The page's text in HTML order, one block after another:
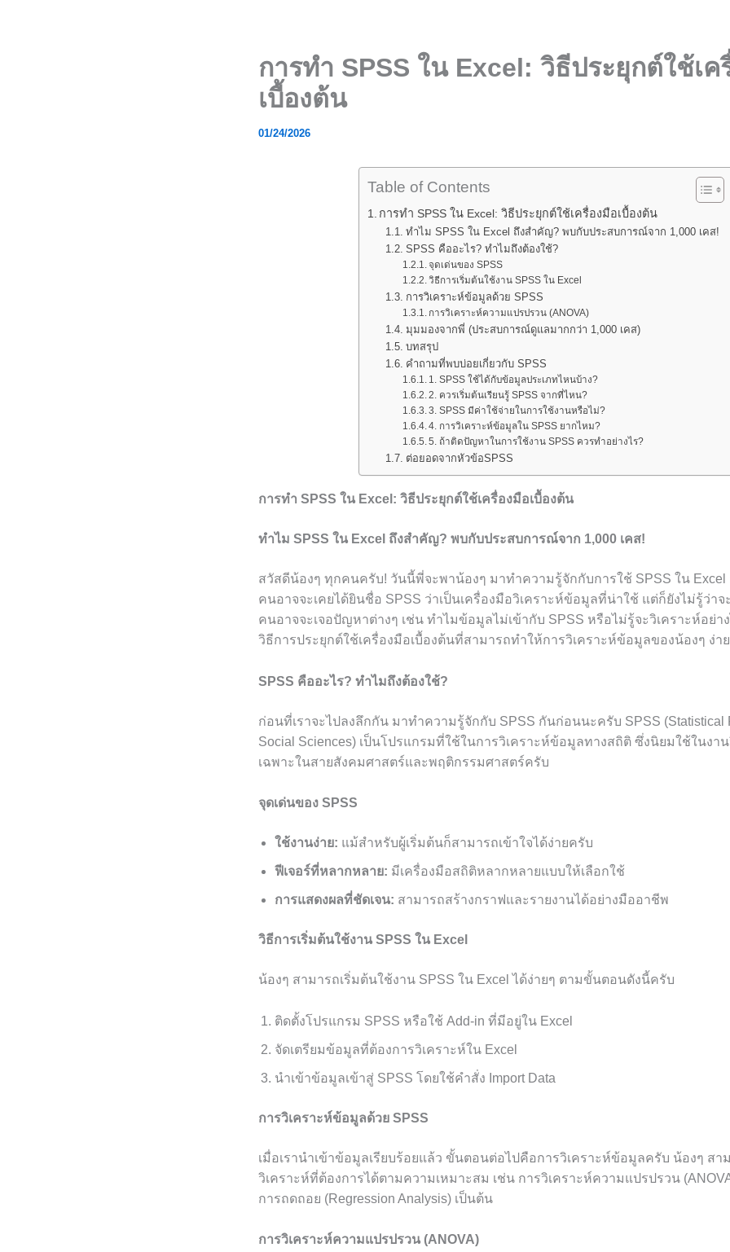
การทำ SPSS ใน Excel: วิธีประยุกต์ใช้เค
เบื้องต้น
01/24/2026
Table of Contents
การทำ SPSS ใน Excel: วิธีประยุกต์ใช้เครื่องมือเบื้องต้น
ทำไม SPSS ใน Excel ถึงสำคัญ? พบกับประสบการณ์จาก 1,000 เคส!
SPSS คืออะไร? ทำไมถึงต้องใช้?
จุดเด่นของ SPSS
วิธีการเริ่มต้นใช้งาน SPSS ใน Excel
การวิเคราะห์ข้อมูลด้วย SPSS
การวิเคราะห์ความแปรปรวน (ANOVA)
มุมมองจากพี่ (ประสบการณ์ดูแลมากกว่า 1,000 เคส)
บทสรุป
คำถามที่พบบ่อยเกี่ยวกับ SPSS
1. SPSS ใช้ได้กับข้อมูลประเภทไหนบ้าง?
2. ควรเริ่มต้นเรียนรู้ SPSS จากที่ไหน?
3. SPSS มีค่าใช้จ่ายในการใช้งานหรือไม่?
4. การวิเคราะห์ข้อมูลใน SPSS ยากไหม?
5. ถ้าติดปัญหาในการใช้งาน SPSS ควรทำอย่างไร?
ต่อยอดจากหัวข้อSPSS
การทำ SPSS ใน Excel: วิธีประยุกต์ใช้เครื่องมือเบื้องต้น
ทำไม SPSS ใน Excel ถึงสำคัญ? พบกับประสบการณ์จาก 1,000 เคส!
สวัสดีน้องๆ ทุกคนครับ! วันนี้พี่จะพาน้องๆ มาทำความรู้จักกับการใช้ SPSS ใน
คนอาจจะเคยได้ยินชื่อ SPSS ว่าเป็นเครื่องมือวิเคราะห์ข้อมูลที่น่าใช้ แต่ก็ยังไม่รู้ว่าจ
คนอาจจะเจอปัญหาต่างๆ เช่น ทำไมข้อมูลไม่เข้ากับ SPSS หรือไม่รู้จะวิเคราะห์อย่า
วิธีการประยุกต์ใช้เครื่องมือเบื้องต้นที่สามารถทำให้การวิเคราะห์ข้อมูลของน้องๆ ง่า
SPSS คืออะไร? ทำไมถึงต้องใช้?
ก่อนที่เราจะไปลงลึกกัน มาทำความรู้จักกับ SPSS กันก่อนนะครับ SPSS (Statistical
Social Sciences) เป็นโปรแกรมที่ใช้ในการวิเคราะห์ข้อมูลทางสถิติ ซึ่งนิยมใช้ในงาน
เฉพาะในสายสังคมศาสตร์และพฤติกรรมศาสตร์ครับ
จุดเด่นของ SPSS
ใช้งานง่าย: แม้สำหรับผู้เริ่มต้นก็สามารถเข้าใจได้ง่ายครับ
ฟีเจอร์ที่หลากหลาย: มีเครื่องมือสถิติหลากหลายแบบให้เลือกใช้
การแสดงผลที่ชัดเจน: สามารถสร้างกราฟและรายงานได้อย่างมืออาชีพ
วิธีการเริ่มต้นใช้งาน SPSS ใน Excel
น้องๆ สามารถเริ่มต้นใช้งาน SPSS ใน Excel ได้ง่ายๆ ตามขั้นตอนดังนี้ครับ
ติดตั้งโปรแกรม SPSS หรือใช้ Add-in ที่มีอยู่ใน Excel
จัดเตรียมข้อมูลที่ต้องการวิเคราะห์ใน Excel
นำเข้าข้อมูลเข้าสู่ SPSS โดยใช้คำสั่ง Import Data
การวิเคราะห์ข้อมูลด้วย SPSS
เมื่อเรานำเข้าข้อมูลเรียบร้อยแล้ว ขั้นตอนต่อไปคือการวิเคราะห์ข้อมูลครับ น้องๆ สา
วิเคราะห์ที่ต้องการได้ตามความเหมาะสม เช่น การวิเคราะห์ความแปรปรวน
การถดถอย (Regression Analysis) เป็นต้น
การวิเคราะห์ความแปรปรวน (ANOVA)